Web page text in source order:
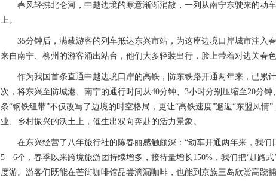
春风轻拂北仑河，中越边境的寒意渐渐消散，一列从南宁东驶来的动
上。
35分钟后，满载游客的列车抵达东兴市站，为这座边境口岸城市注入
来自南宁、柳州的游客涌出站台，他们大多轻装出行，脸上带着对边关春
作为我国首条直通中越边境口岸的高铁，防东铁路开通两年来，已累
次，将东兴至防城港、南宁的通行时间从40分钟、3小时分别压缩至20分钟
条“钢铁纽带”不仅改写了边境的时空格局，更让“高铁速度”邂逅“东盟风情
业、乡村振兴的沃土上，催生出双向奔赴的活力景象。
在东兴经营了八年旅行社的陈春丽感触颇深：“动车开通两年来，我们
5—6个，春季以来跨境旅游团持续增多，接待量增长150%，我们把‘赶路式
度游。游客们既能在芒街咖啡馆品尝滴漏咖啡，也能到京族三岛欣赏高跷